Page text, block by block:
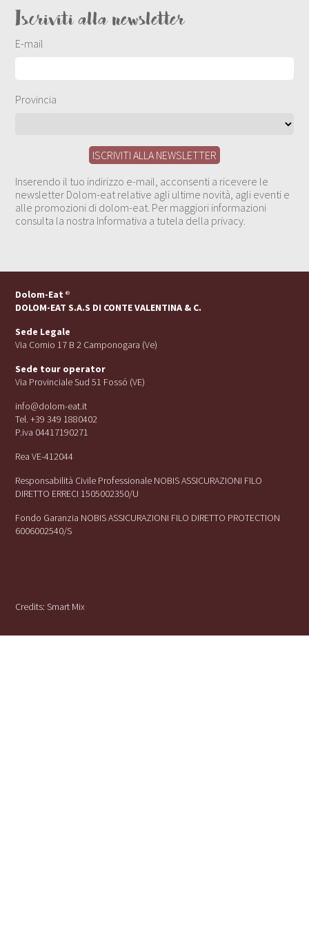
Iscriviti alla newsletter
E-mail
Provincia
Inserendo il tuo indirizzo e-mail, acconsenti a ricevere le
newsletter Dolom-eat relative agli ultime novità, agli eventi e
alle promozioni di dolom-eat. Per maggiori informazioni
consulta la nostra Informativa a tutela della privacy.
Dolom-Eat ®
DOLOM-EAT S.A.S DI CONTE VALENTINA & C.
Sede Legale
Via Cornio 17 B 2 Camponogara (Ve)
Sede tour operator
Via Provinciale Sud 51 Fossó (VE)
info@dolom-eat.it
Tel. +39 349 1880402
P.iva 04417190271
Rea VE-412044
Responsabilità Civile Professionale NOBIS ASSICURAZIONI FILO
DIRETTO ERRECI 1505002350/U
Fondo Garanzia NOBIS ASSICURAZIONI FILO DIRETTO PROTECTION
6006002540/S
Credits:Smart Mix